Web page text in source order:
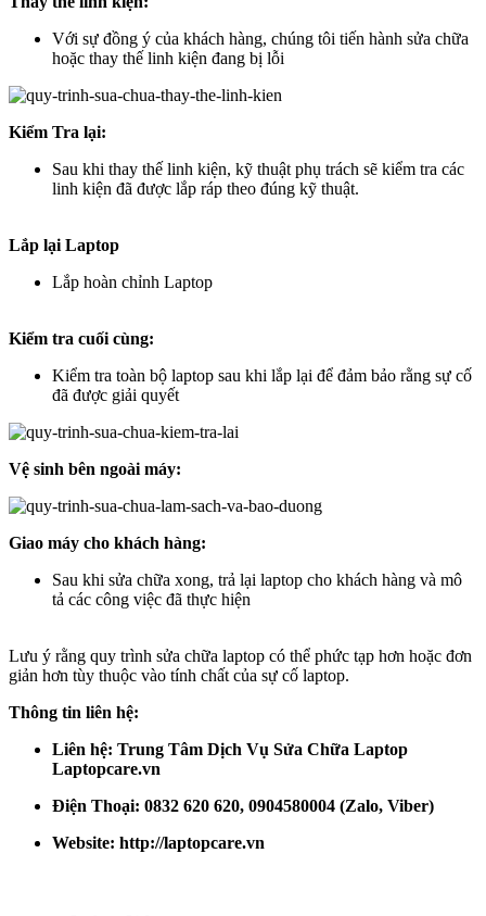
Với sự đồng ý của khách hàng, chúng tôi tiến hành sửa chữa
hoặc thay thế linh kiện đang bị lỗi
Kiểm Tra lại:
Sau khi thay thế linh kiện, kỹ thuật phụ trách sẽ kiểm tra các
linh kiện đã được lắp ráp theo đúng kỹ thuật.
Lắp lại Laptop
Lắp hoàn chỉnh Laptop
Kiểm tra cuối cùng:
Kiểm tra toàn bộ laptop sau khi lắp lại để đảm bảo rằng sự cố
đã được giải quyết
Vệ sinh bên ngoài máy:
Giao máy cho khách hàng:
Sau khi sửa chữa xong, trả lại laptop cho khách hàng và mô
tả các công việc đã thực hiện
Lưu ý rằng quy trình sửa chữa laptop có thể phức tạp hơn hoặc đơn
giản hơn tùy thuộc vào tính chất của sự cố laptop.
Thông tin liên hệ:
Liên hệ: Trung Tâm Dịch Vụ Sửa Chữa Laptop
Laptopcare.vn
Điện Thoại: 0832 620 620, 0904580004 (Zalo, Viber)
Website: http://laptopcare.vn